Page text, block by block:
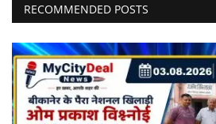
RECOMMENDED POSTS